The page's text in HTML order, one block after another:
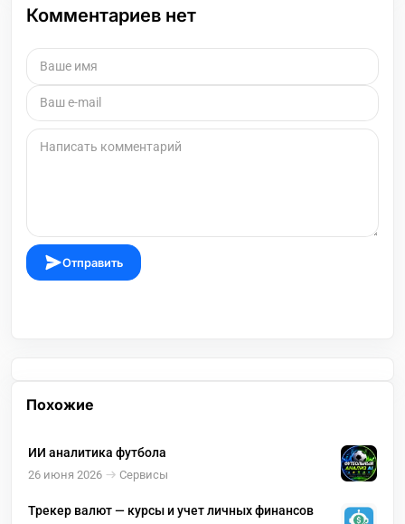
Комментариев нет
Отправить
Похожие
ИИ аналитика футбола
26 июня 2026 Сервисы
Трекер валют — курсы и учет личных финансов